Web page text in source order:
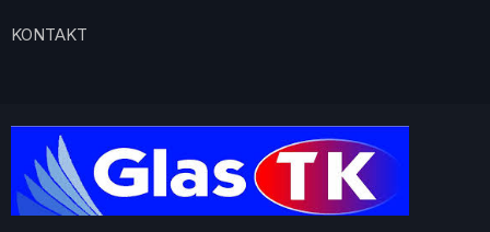
KONTAKT